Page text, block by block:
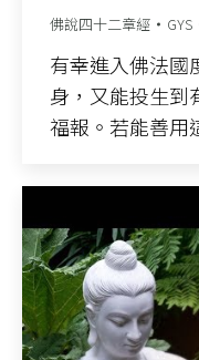
佛說四十二章經 GYS
有幸進入佛法
身，又能投生到
福報。若能善